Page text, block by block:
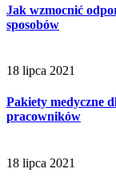
Jak wzmocnić
sposobów
18 lipca 2021
Pakiety medyczne
pracowników
18 lipca 2021